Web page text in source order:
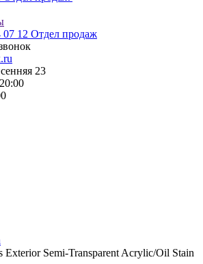
07 12 Отдел продаж
23
Exterior Semi-Transparent Acrylic/Oil Stain